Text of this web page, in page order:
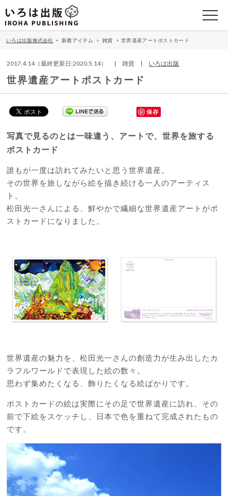
いろは出版株式会社 > 新着アイテム > 雑貨 > 世界遺産アートポストカード
2017.4.14（最終更新日:2020.5.14） | 雑貨 | いろは出版
世界遺産アートポストカード
保存
写真で見るのとは一味違う、アートで、世界を旅する
ポストカード
誰もが一度は訪れてみたいと思う世界遺産。
その世界を旅しながら絵を描き続ける一人のアーティス
ト。
松田光一さんによる、鮮やかで繊細な世界遺産アートがポ
ストカードになりました。
世界遺産の魅力を、松田光一さんの創造力が生み出したカ
ラフルワールドで表現した絵の数々。
思わず集めたくなる、飾りたくなる絵ばかりです。
ポストカードの絵は実際にその足で世界遺産に訪れ、その
前で下絵をスケッチし、日本で色を重ねて完成されたもの
です。